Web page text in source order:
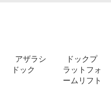
アザラシ
ドック
ドックプ
ラットフォ
ームリフト